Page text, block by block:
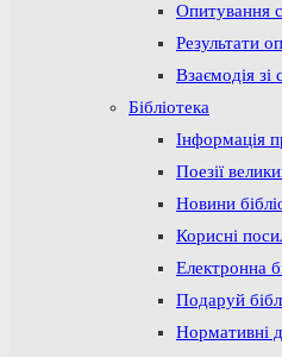
Опитування
Результати
Взаємодія зі
Бібліотека
Інформація
Поезії
Новини
Корисні
Електронна
Подаруй
Нормативні